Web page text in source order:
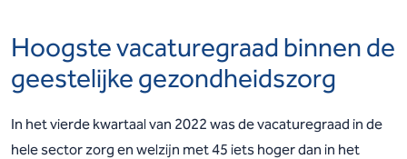
Hoogste vacaturegraad binnen de
geestelijke gezondheidszorg
In het vierde kwartaal van 2022 was de vacaturegraad in de
hele sector zorg en welzijn met 45 iets hoger dan in het